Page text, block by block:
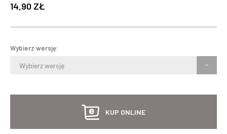
14,90 ZŁ
Wybierz wersję:
Wybierz wersję
KUP ONLINE